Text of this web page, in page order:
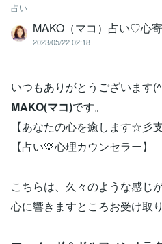
占い
MAKO（マコ）占い♡心
2023/05/22 02:18
いつもありがとうございます
MAKO(マコ)です。
【あなたの心を癒します☆彡
【占い💛心理カウンセラー】
こちらは、久々のような感じ
心に響きますところお受け取り